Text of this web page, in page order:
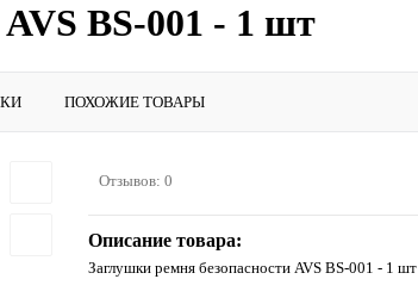
BS-001 - 1 шт
ПОХОЖИЕ ТОВАРЫ
Отзывов: 0
Описание товара:
Заглушки ремня безопасности AVS BS-001 - 1 шт